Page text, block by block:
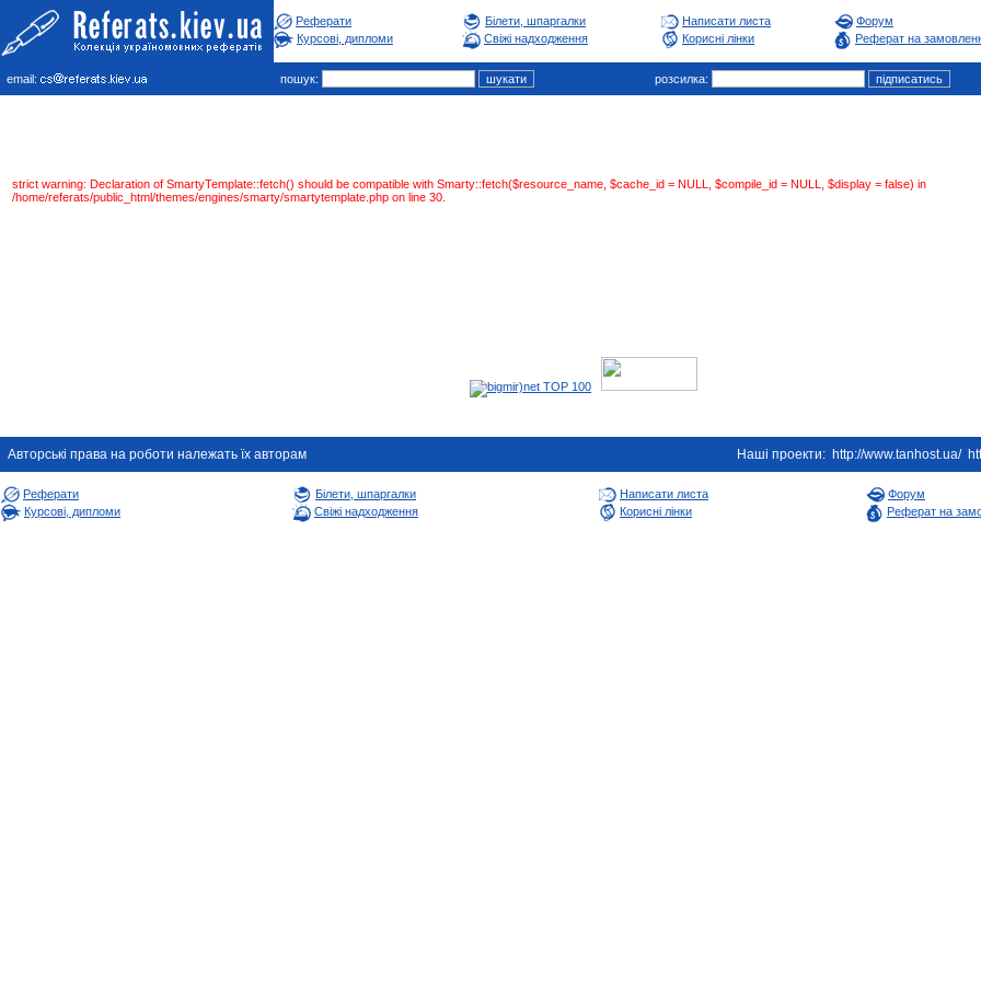
Реферати Білети, шпаргалки Написати листа
Форум
Курсові, дипломи
Свіжі надходження Корисні лінки Реферат на
email: пошук: розсилка:
strict warning: Declaration of SmartyTemplate::fetch() should be compatible with Smarty::fetch($resource_name, $cache_id = NULL, $compile_id = NULL, $display = false) in
/home/referats/public_html/themes/engines/smarty/smartytemplate.php on line 30.
Авторськi права на роботи належать їх авторам Наші проекти: http://www.tanhost.ua/
Реферати Білети, шпаргалки Написати листа
Форум
Курсові, дипломи
Свіжі надходження Корисні лінки Реферат на